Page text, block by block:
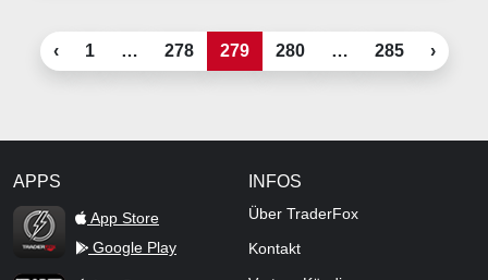
‹ 1 … 278 279 280 … 285 ›
APPS
TraderFox Flash
App Store
Google Play
INFOS
Über TraderFox
Kontakt